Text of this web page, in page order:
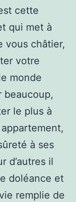
cette
qui met à
vous châtier,
votre
monde
beaucoup,
le plus à
à ses
d’autres il
doléance et
remplie de